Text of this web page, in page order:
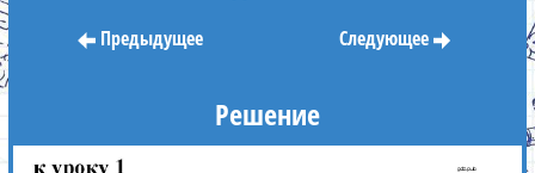
Предыдущее Следующее
Решение